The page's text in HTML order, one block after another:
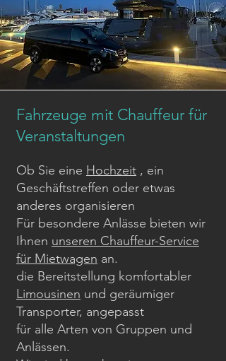
Fahrzeuge mit Chauffeur für
Veranstaltungen
Ob Sie eine Hochzeit , ein
Geschäftstreffen oder etwas
anderes organisieren
Für besondere Anlässe bieten wir
Ihnen unseren Chauffeur-Service
für Mietwagen an.
die Bereitstellung komfortabler
Limousinen und geräumiger
Transporter, angepasst
für alle Arten von Gruppen und
Anlässen.